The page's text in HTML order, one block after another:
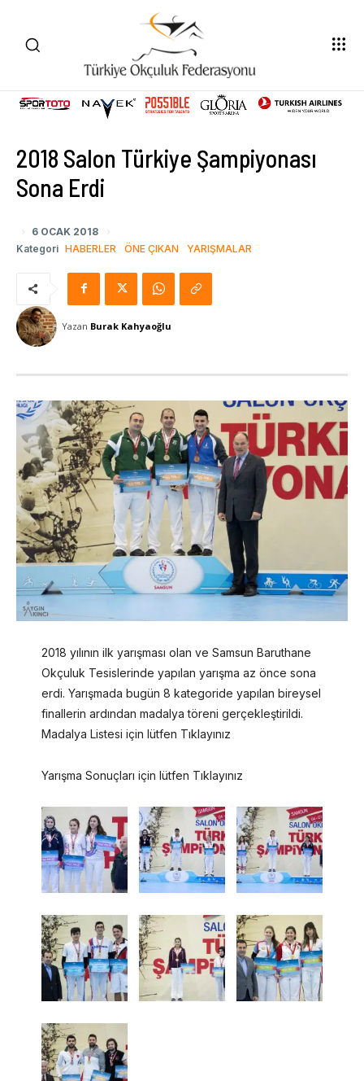
2018 Salon Türkiye Şampiyonası
Sona Erdi
6 OCAK 2018
Kategori HABERLER ÖNE ÇIKAN YARIŞMALAR
Yazan Burak Kahyaoğlu
2018 yılının ilk yarışması olan ve Samsun Baruthane
Okçuluk Tesislerinde yapılan yarışma az önce sona
erdi. Yarışmada bugün 8 kategoride yapılan bireysel
finallerin ardından madalya töreni gerçekleştirildi.
Madalya Listesi için lütfen Tıklayınız
Yarışma Sonuçları için lütfen Tıklayınız